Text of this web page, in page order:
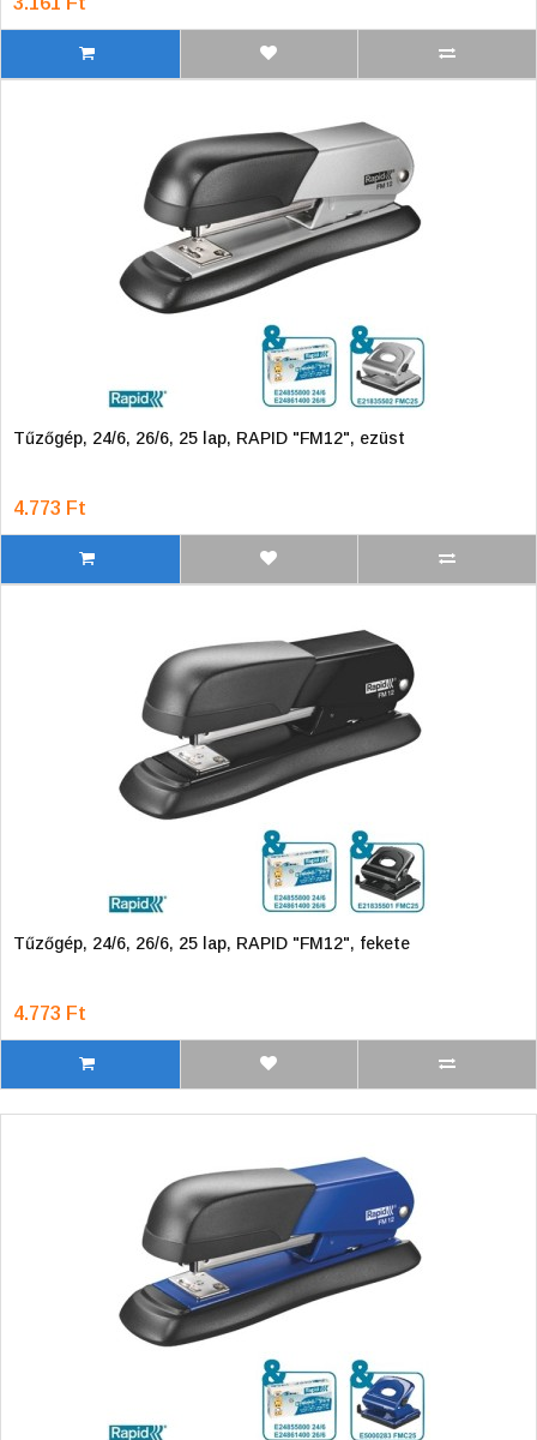
Tűzőgép, 24/6, 26/6, 25 lap, RAPID "FM12", ezüst
4.773 Ft
Tűzőgép, 24/6, 26/6, 25 lap, RAPID "FM12", fekete
4.773 Ft